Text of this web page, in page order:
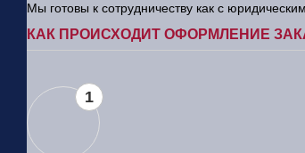
Мы готовы к сотрудничеству как с
КАК ПРОИСХОДИТ ОФОРМЛЕНИЕ
1